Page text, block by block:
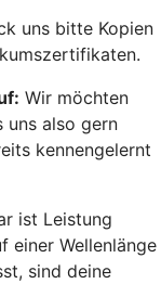
uns bitte Kopien
Wir möchten
uns also gern
kennengelernt
ist Leistung
einer Wellenlänge
sind deine